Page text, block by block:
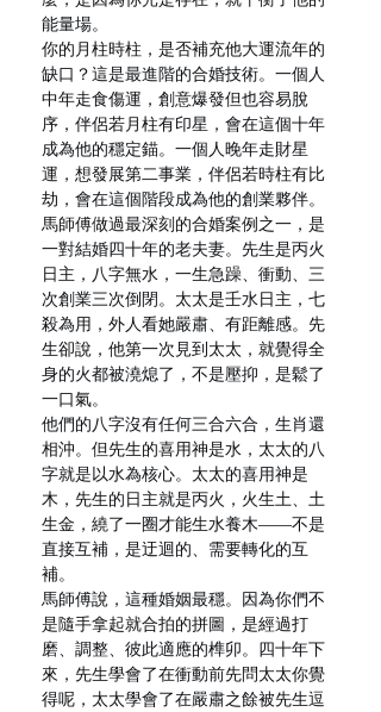
能量場。
你的月柱時柱，是否補充他大運流年的
缺口？這是最進階的合婚技術。一個人
中年走食傷運，創意爆發但也容易脫
序，伴侶若月柱有印星，會在這個十年
成為他的穩定錨。一個人晚年走財星
運，想發展第二事業，伴侶若時柱有比
劫，會在這個階段成為他的創業夥伴。
馬師傅做過最深刻的合婚案例之一，是
一對結婚四十年的老夫妻。先生是丙火
日主，八字無水，一生急躁、衝動、三
次創業三次倒閉。太太是壬水日主，七
殺為用，外人看她嚴肅、有距離感。先
生卻說，他第一次見到太太，就覺得全
身的火都被澆熄了，不是壓抑，是鬆了
一口氣。
他們的八字沒有任何三合六合，生肖還
相沖。但先生的喜用神是水，太太的八
字就是以水為核心。太太的喜用神是
木，先生的日主就是丙火，火生土、土
生金，繞了一圈才能生水養木——不是
直接互補，是迂迴的、需要轉化的互
補。
馬師傅說，這種婚姻最穩。因為你們不
是隨手拿起就合拍的拼圖，是經過打
磨、調整、彼此適應的榫卯。四十年下
來，先生學會了在衝動前先問太太你覺
得呢，太太學會了在嚴肅之餘被先生逗